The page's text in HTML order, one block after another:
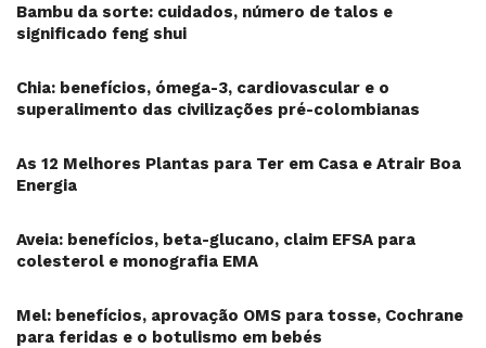
Bambu da sorte: cuidados, número de talos e
significado feng shui
Chia: benefícios, ómega-3, cardiovascular e o
superalimento das civilizações pré-colombianas
As 12 Melhores Plantas para Ter em Casa e Atrair Boa
Energia
Aveia: benefícios, beta-glucano, claim EFSA para
colesterol e monografia EMA
Mel: benefícios, aprovação OMS para tosse, Cochrane
para feridas e o botulismo em bebés